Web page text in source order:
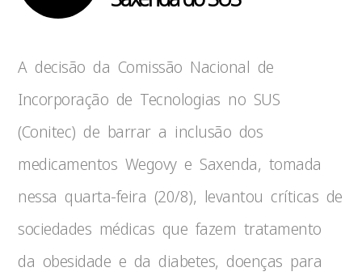
A decisão da Comissão Nacional de
Incorporação de Tecnologias no SUS
(Conitec) de barrar a inclusão dos
medicamentos Wegovy e Saxenda, tomada
nessa quarta-feira (20/8), levantou críticas de
sociedades médicas que fazem tratamento
da obesidade e da diabetes, doenças para